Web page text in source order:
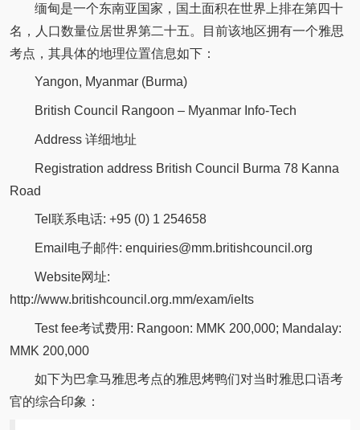
缅甸是一个东南亚国家，国土面积在世界上排在第四十
名，人口数量位居世界第二十五。目前该地区拥有一个雅思
考点，其具体的地理位置信息如下：
Yangon, Myanmar (Burma)
British Council Rangoon – Myanmar Info-Tech
Address 详细地址
Registration address British Council Burma 78 Kanna
Road
Tel联系电话: +95 (0) 1 254658
Email电子邮件: enquiries@mm.britishcouncil.org
Website网址:
http://www.britishcouncil.org.mm/exam/ielts
Test fee考试费用: Rangoon: MMK 200,000; Mandalay:
MMK 200,000
如下为巴拿马雅思考点的雅思烤鸭们对当时雅思口语考
官的综合印象：